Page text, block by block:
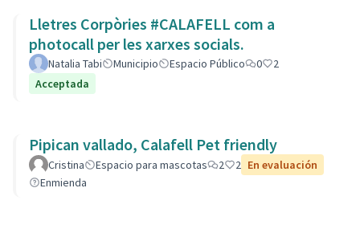
Lletres Corpòries #CALAFELL com a
photocall per les xarxes socials.
Natalia Tabi Municipio Espacio Público 0
2
Acceptada
Pipican vallado, Calafell Pet friendly
Cristina Espacio para mascotas 2 2 En evaluación
Enmienda